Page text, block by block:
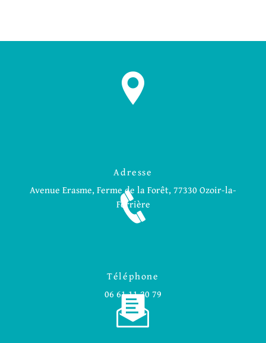
Adresse
Avenue Erasme, Ferme de la Forêt, 77330 Ozoir-la-
Ferrière
Téléphone
06 61 11 20 79